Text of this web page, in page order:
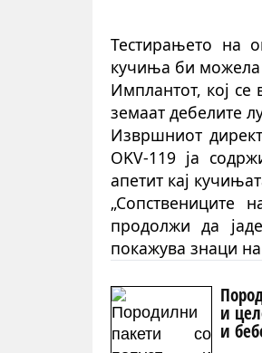
Тестирањето на
кучиња би можела
Имплантот, кој се
земаат дебелите
Извршниот
OKV-119 ја
апетит кај
продолжи да
покажува знаци
и
и